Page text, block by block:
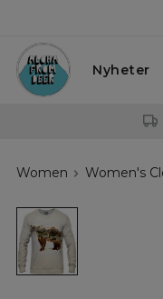
Nyheter
Women Women's
Bear
womens
sweatshirt